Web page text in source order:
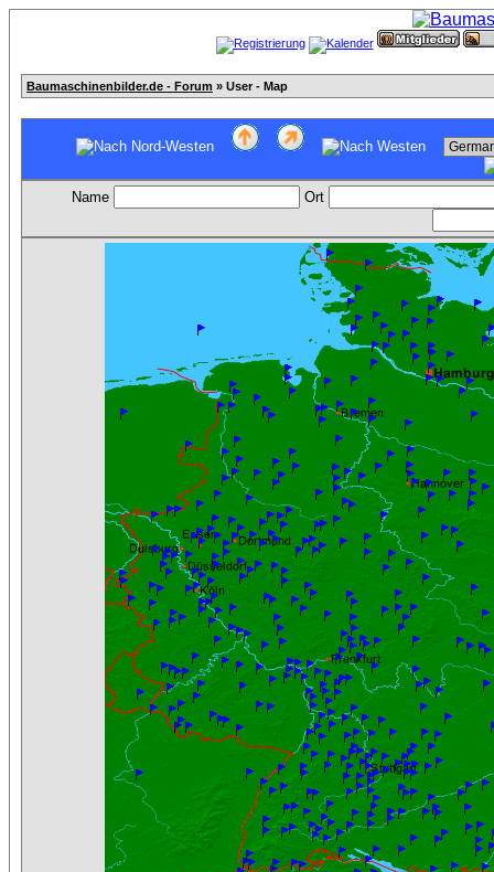
Baumaschinenbilder.de - Forum » User - Map
Name Ort